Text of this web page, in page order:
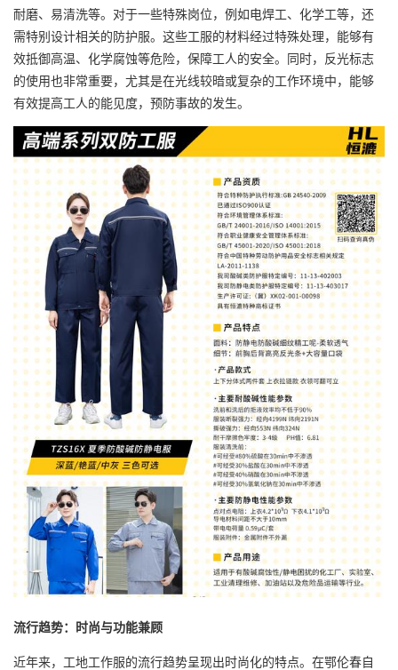
耐磨、易清洗等。对于一些特殊岗位，例如电焊工、化学工等，还
需特别设计相关的防护服。这些工服的材料经过特殊处理，能够有
效抵御高温、化学腐蚀等危险，保障工人的安全。同时，反光标志
的使用也非常重要，尤其是在光线较暗或复杂的工作环境中，能够
有效提高工人的能见度，预防事故的发生。
流行趋势：时尚与功能兼顾
近年来，工地工作服的流行趋势呈现出时尚化的特点。在鄂伦春自